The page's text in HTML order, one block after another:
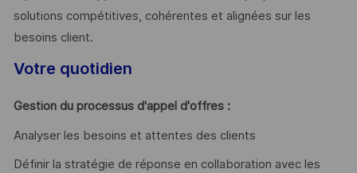
solutions compétitives, cohérentes et alignées sur les
besoins client.
Votre quotidien
Gestion du processus d'appel d'offres :
Analyser les besoins et attentes des clients
Définir la stratégie de réponse en collaboration avec les